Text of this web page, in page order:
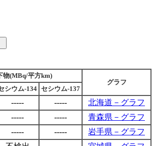
物(MBq/平方km)
グラフ
シウム-134 セシウム-137
----- -----
北海道－グラフ
----- -----
青森県－グラフ
----- -----
岩手県－グラフ